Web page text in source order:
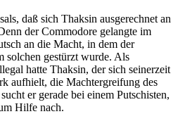
daß sich Thaksin ausgerechnet an
der Commodore gelangte im
an die Macht, in dem der
solchen gestürzt wurde. Als
hatte Thaksin, der sich seinerzeit
aufhielt, die Machtergreifung des
er gerade bei einem Putschisten,
Hilfe nach.